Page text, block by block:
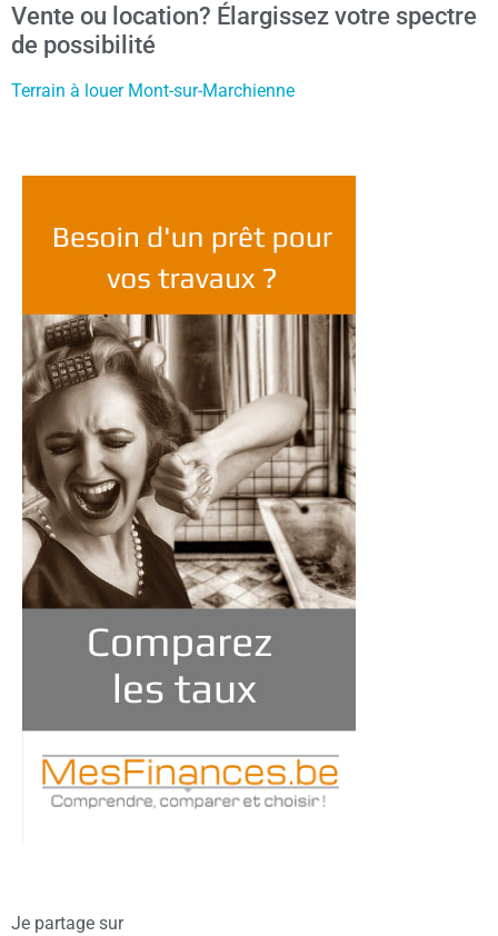
Vente ou location? Élargissez votre spectre
de possibilité
Terrain à louer Mont-sur-Marchienne
Je partage sur